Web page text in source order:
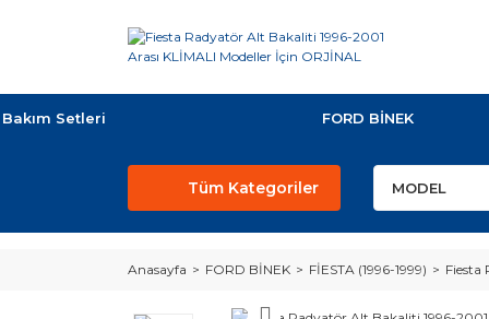
Bakım Setleri FORD BİNEK
Tüm Kategoriler
Anasayfa FORD BİNEK FİESTA (1996-1999) Fiesta